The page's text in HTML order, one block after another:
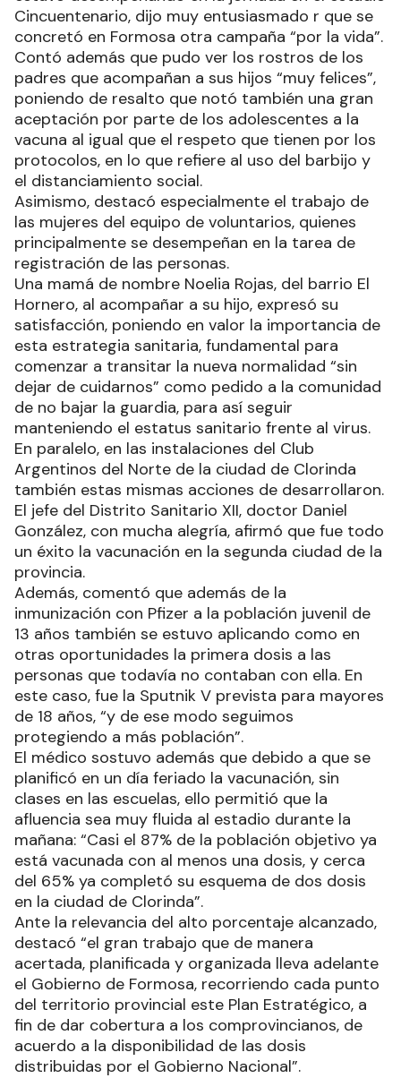
Cincuentenario, dijo muy entusiasmado r que se
concretó en Formosa otra campaña “por la vida”.
Contó además que pudo ver los rostros de los
padres que acompañan a sus hijos “muy felices”,
poniendo de resalto que notó también una gran
aceptación por parte de los adolescentes a la
vacuna al igual que el respeto que tienen por los
protocolos, en lo que refiere al uso del barbijo y
el distanciamiento social.
Asimismo, destacó especialmente el trabajo de
las mujeres del equipo de voluntarios, quienes
principalmente se desempeñan en la tarea de
registración de las personas.
Una mamá de nombre Noelia Rojas, del barrio El
Hornero, al acompañar a su hijo, expresó su
satisfacción, poniendo en valor la importancia de
esta estrategia sanitaria, fundamental para
comenzar a transitar la nueva normalidad “sin
dejar de cuidarnos” como pedido a la comunidad
de no bajar la guardia, para así seguir
manteniendo el estatus sanitario frente al virus.
En paralelo, en las instalaciones del Club
Argentinos del Norte de la ciudad de Clorinda
también estas mismas acciones de desarrollaron.
El jefe del Distrito Sanitario XII, doctor Daniel
González, con mucha alegría, afirmó que fue todo
un éxito la vacunación en la segunda ciudad de la
provincia.
Además, comentó que además de la
inmunización con Pfizer a la población juvenil de
13 años también se estuvo aplicando como en
otras oportunidades la primera dosis a las
personas que todavía no contaban con ella. En
este caso, fue la Sputnik V prevista para mayores
de 18 años, “y de ese modo seguimos
protegiendo a más población”.
El médico sostuvo además que debido a que se
planificó en un día feriado la vacunación, sin
clases en las escuelas, ello permitió que la
afluencia sea muy fluida al estadio durante la
mañana: “Casi el 87% de la población objetivo ya
está vacunada con al menos una dosis, y cerca
del 65% ya completó su esquema de dos dosis
en la ciudad de Clorinda”.
Ante la relevancia del alto porcentaje alcanzado,
destacó “el gran trabajo que de manera
acertada, planificada y organizada lleva adelante
el Gobierno de Formosa, recorriendo cada punto
del territorio provincial este Plan Estratégico, a
fin de dar cobertura a los comprovincianos, de
acuerdo a la disponibilidad de las dosis
distribuidas por el Gobierno Nacional”.